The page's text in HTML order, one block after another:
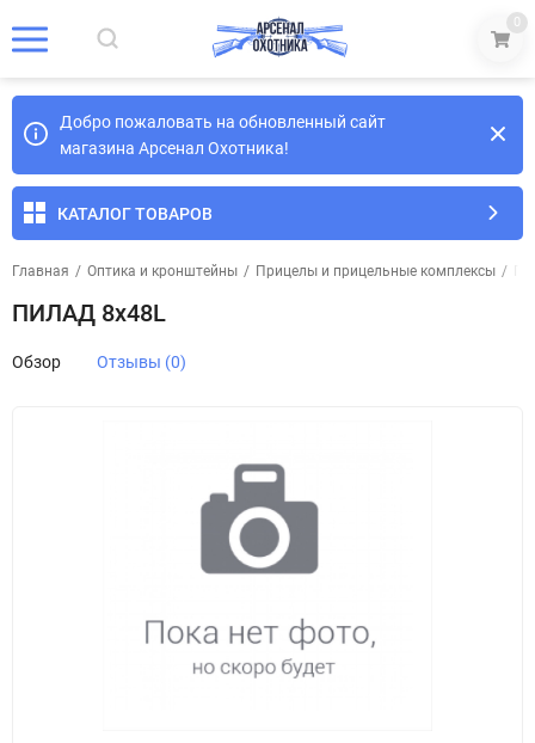
0
Добро пожаловать на обновленный сайт
магазина Арсенал Охотника!
КАТАЛОГ ТОВАРОВ
Главная / Оптика и кронштейны / Прицелы и прицельные комплексы /
ПИЛАД 8х48L
Обзор Отзывы (0)